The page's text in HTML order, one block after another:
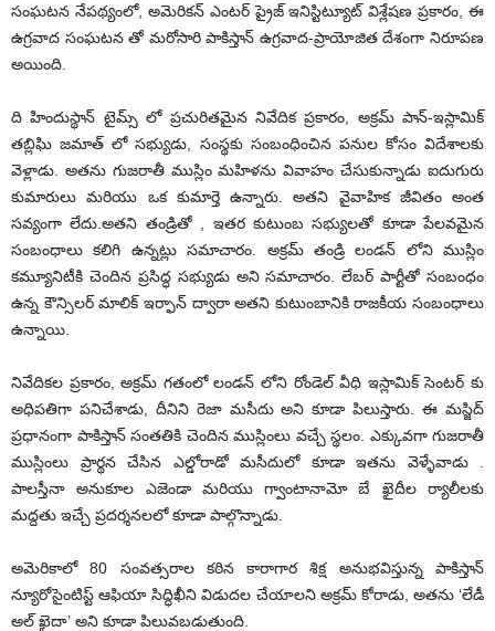
సంఘటన నేపథ్యంలో, అమెరికన్ ఎంటర్ ప్రైజ్ ఇనిస్టిట్యూట్ విశ్లేషణ ప్రకారం, ఈ
ఉగ్రవాద సంఘటన తో మరోసారి పాకిస్తాన్ ఉగ్రవాద-ప్రాయోజిత దేశంగా నిరూపణ
అయింది.
ది హిందుస్థాన్ టైమ్స్ లో ప్రచురితమైన నివేదిక ప్రకారం, అక్రమ్ పాన్-ఇస్లామిక్
తబ్లిఘి జమాత్ లో సభ్యుడు, సంస్థకు సంబంధించిన పనుల కోసం విదేశాలకు
వెళ్లాడు. అతను గుజరాతీ ముస్లిం మహిళను వివాహం చేసుకున్నాడు ఐదుగురు
కుమారులు మరియు ఒక కుమార్తె ఉన్నారు. అతని వైవాహిక జీవితం అంత
సవ్యంగా లేదు.అతని తండ్రితో , ఇతర కుటుంబ సభ్యులతో కూడా పేలవమైన
సంబంధాలు కలిగి ఉన్నట్లు సమాచారం. అక్రమ్ తండ్రి లండన్ లోని ముస్లిం
కమ్యూనిటీకి చెందిన ప్రసిద్ధ సభ్యుడు అని సమాచారం. లేబర్ పార్టీతో సంబంధం
ఉన్న కౌన్సిలర్ మాలిక్ ఇర్ఫాన్ ద్వారా అతని కుటుంబానికి రాజకీయ సంబంధాలు
ఉన్నాయి.
నివేదికల ప్రకారం, అక్రమ్ గతంలో లండన్ లోని రోండెల్ వీధి ఇస్లామిక్ సెంటర్ కు
అధిపతిగా పనిచేశాడు, దీనిని రెజా మసీదు అని కూడా పిలుస్తారు. ఈ మస్జిద్
ప్రధానంగా పాకిస్తాన్ సంతతికి చెందిన ముస్లింలు వచ్చే స్థలం. ఎక్కువగా గుజరాతీ
ముస్లింలు ప్రార్థన చేసిన ఎల్డోరాడో మసీదులో కూడా ఇతను వెళ్ళేవాడు .
పాలస్తీనా అనుకూల ఎజెండా మరియు గ్వాంటానామో బే ఖైదీల ర్యాలీలకు
మద్దతు ఇచ్చే ప్రదర్శనలలో కూడా పాల్గొన్నాడు.
అమెరికాలో 80 సంవత్సరాల కఠిన కారాగార శిక్ష అనుభవిస్తున్న పాకిస్తాన్
న్యూరోసైంటిస్ట్ ఆఫియా సిద్ధిఖీని విడుదల చేయాలని అక్రమ్ కోరాడు, అతను ‘లేడీ
అల్ ఖైదా’ అని కూడా పిలువబడుతుంది.